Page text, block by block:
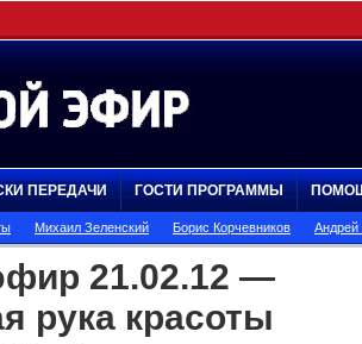
ПЕРЕДАЧИ ГОСТИ ПРОГРАММЫ
Михаил Зеленский Борис Корчевников
21.02.12 —
рука красоты